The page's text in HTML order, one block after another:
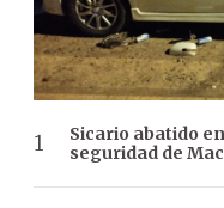
Sicario abatido
seguridad de